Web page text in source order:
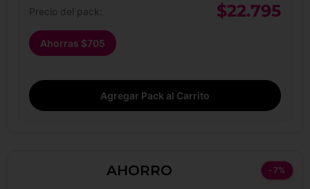
Precio del pack: $22.795
Ahorras $705
Agregar Pack al Carrito
AHORRO -7%